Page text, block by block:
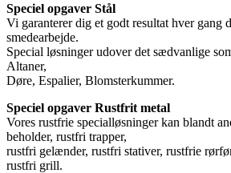
Speciel opgaver Stål
Vi garanterer dig et godt resultat hver gang
smedearbejde.
Special løsninger udover det sædvanlige
Altaner,
Døre, Espalier, Blomsterkummer.
Speciel opgaver Rustfrit metal
Vores rustfrie specialløsninger kan blandt
beholder, rustfri trapper,
rustfri gelænder, rustfri stativer, rustfrie
rustfri grill.